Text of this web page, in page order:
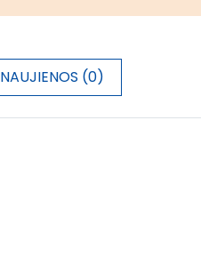
NAUJIENOS (0)